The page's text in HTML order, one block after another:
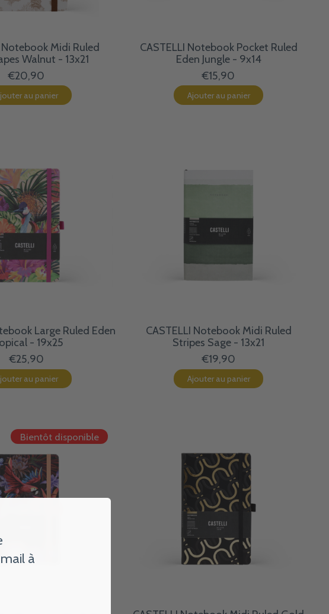
Notebook Midi Ruled
Walnut - 13x21
€20,90
au panier
CASTELLI Notebook Pocket Ruled
Eden Jungle - 9x14
€15,90
Ajouter au panier
Large Ruled Eden
- 19x25
€25,90
au panier
CASTELLI Notebook Midi Ruled
Stripes Sage - 13x21
€19,90
Ajouter au panier
Bientôt disponible
à